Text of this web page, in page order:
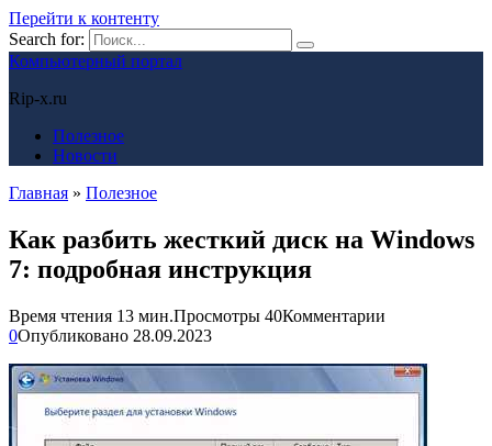
Перейти к контенту
Search for:
Компьютерный портал
Rip-x.ru
Полезное
Новости
Главная » Полезное
Как разбить жесткий диск на Windows
7: подробная инструкция
Время чтения 13 мин.Просмотры 40Комментарии
0Опубликовано 28.09.2023